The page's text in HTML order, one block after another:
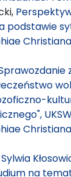
podstawie
Sylwia
na